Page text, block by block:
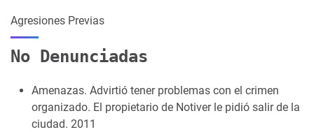
Agresiones Previas
No Denunciadas
Amenazas. Advirtió tener problemas con el crimen
organizado. El propietario de Notiver le pidió salir de la
ciudad. 2011